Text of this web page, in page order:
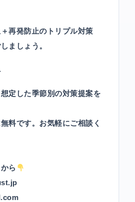
再発防止のトリプル対策
ましょう。
定した季節別の対策提案を
料です。お気軽にご相談く
ら